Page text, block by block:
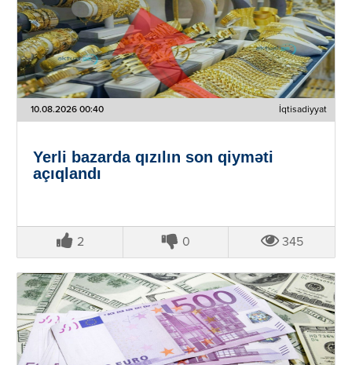
10.08.2026 00:40 İqtisadiyyat
Yerli bazarda qızılın son qiyməti
açıqlandı
2 0 345